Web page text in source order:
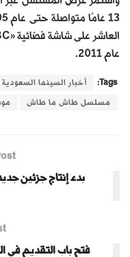
عام 2011.
Tags: أخبار السينما السعودية
مسلسل طاش ما طاش
فتح باب التقديم في